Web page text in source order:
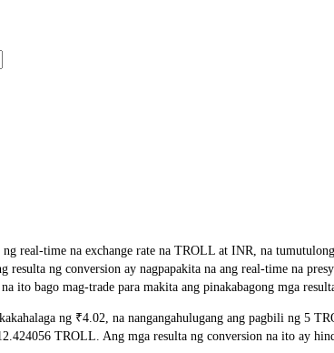
real-time na exchange rate na TROLL at INR, na
resulta ng conversion ay nagpapakita na ang real-time na
ito bago mag-trade para makita ang pinakabagong mga
ng ₹4.02, na nangangahulugang ang pagbili ng 5
TROLL. Ang mga resulta ng conversion na ito ay